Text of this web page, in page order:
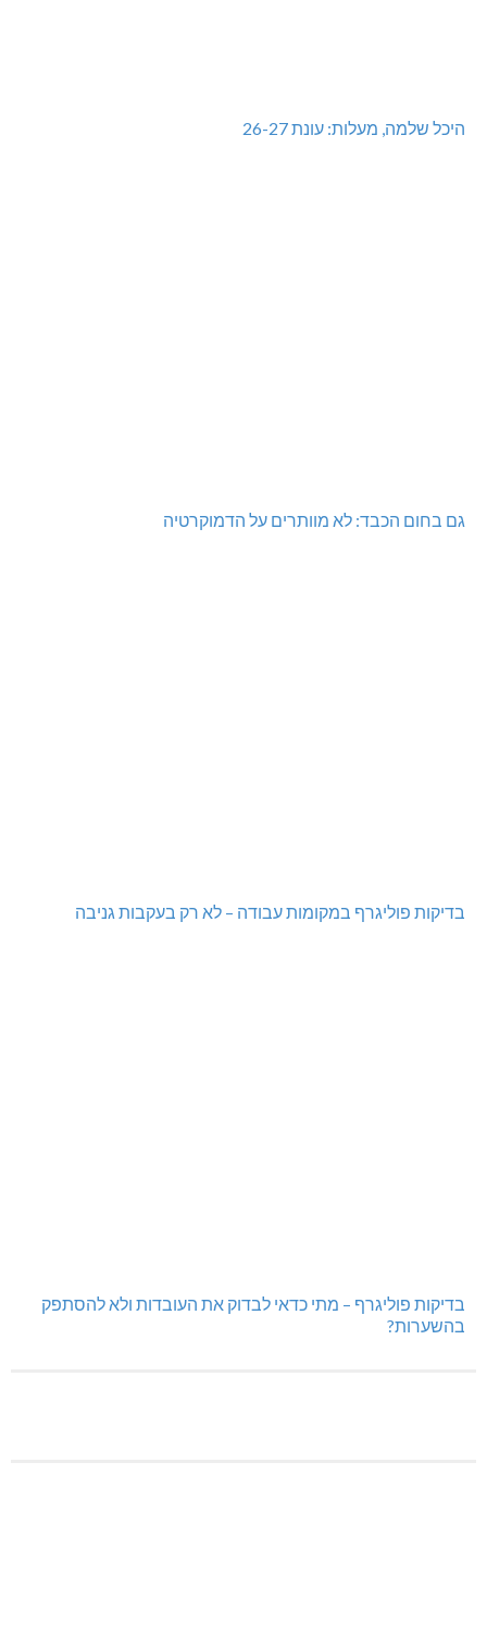
היכל שלמה, מעלות: עונת 26-27
גם בחום הכבד: לא מוותרים על הדמוקרטיה
בדיקות פוליגרף במקומות עבודה – לא רק בעקבות גניבה
בדיקות פוליגרף – מתי כדאי לבדוק את העובדות ולא להסתפק
בהשערות?